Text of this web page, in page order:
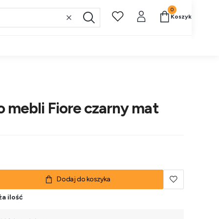
WyczyśćSzukaj
Produkty w
Koszyk
mebli Fiore czarny mat
Dodaj do koszyka
ilość